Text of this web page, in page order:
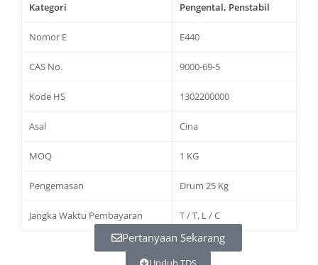
Kategori Pengental, Penstabil
Nomor E E440
CAS No. 9000-69-5
Kode HS 1302200000
Asal Cina
MOQ 1 KG
Pengemasan Drum 25 Kg
Jangka Waktu Pembayaran T / T, L / C
Pertanyaan Sekarang